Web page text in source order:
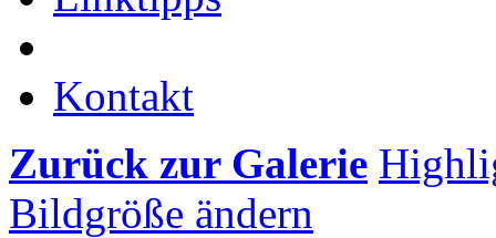
Kontakt
Zurück zur Galerie
Bildgröße ändern